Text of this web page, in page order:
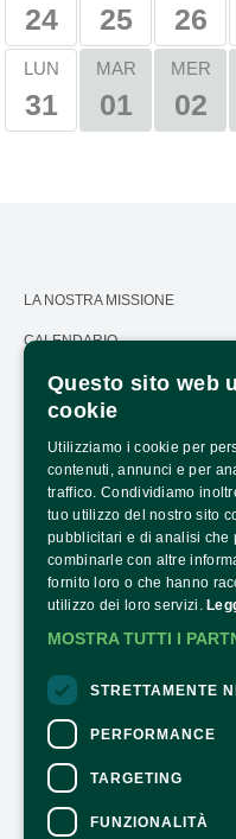
24 25 26
LUN
31
MAR
01
MER
02
LA NOSTRA MISSIONE
CALENDARIO
PRESS AREA
TRASPARENZA
PTRASPARENZA NRR -
COME ARRIVARE
ORARI E COSTI
CONTATTI
CONTATTI
Per informazioni e supporto
Questo sito web
cookie
Utilizziamo i cookie per
contenuti, annunci e per
traffico. Condividiamo
tuo utilizzo del nostro sito
pubblicitari e di analisi che
combinarle con altre
fornito loro o che hanno
utilizzo dei loro servizi.
MOSTRA TUTTI I
STRETTAMENTE
PERFORMANCE
TARGETING
FUNZIONALITÀ